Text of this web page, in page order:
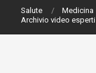
Navigation
Menu
Salute Medicina
Archivio video esperti